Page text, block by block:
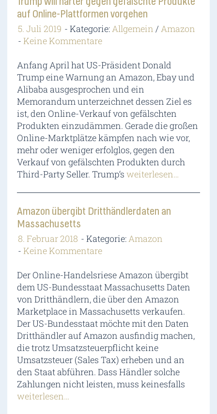
auf Online-Plattformen vorgehen
5. Juli 2019 Kategorie:Allgemein /Amazon
Keine Kommentare
Anfang April hat US-Präsident Donald
Trump eine Warnung an Amazon, Ebay und
Alibaba ausgesprochen und ein
Memorandum unterzeichnet dessen Ziel es
ist, den Online-Verkauf von gefälschten
Produkten einzudämmen. Gerade die großen
Online-Marktplätze kämpfen nach wie vor,
mehr oder weniger erfolglos, gegen den
Verkauf von gefälschten Produkten durch
Third-Party Seller. Trump‘s weiterlesen…
Amazon übergibt Dritthändlerdaten an
Massachusetts
8. Februar 2018 Kategorie:Amazon
Keine Kommentare
Der Online-Handelsriese Amazon übergibt
dem US-Bundesstaat Massachusetts Daten
von Dritthändlern, die über den Amazon
Marketplace in Massachusetts verkaufen.
Der US-Bundesstaat möchte mit den Daten
Dritthändler auf Amazon ausfindig machen,
die trotz Umsatzsteuerpflicht keine
Umsatzsteuer (Sales Tax) erheben und an
den Staat abführen. Dass Händler solche
Zahlungen nicht leisten, muss keinesfalls
weiterlesen…